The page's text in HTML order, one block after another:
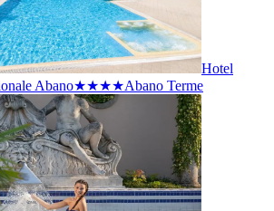
Hotel
Abano★★★★Abano Terme